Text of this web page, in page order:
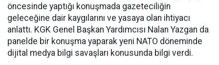
öncesinde yaptığı konuşmada gazeteciliğin
geleceğine dair kaygılarını ve yasaya olan ihtiyacı
anlattı. KGK Genel Başkan Yardımcısı Nalan Yazgan da
panelde bir konuşma yaparak yeni NATO döneminde
dijital medya bilgi savaşları konusunda bilgi verdi.